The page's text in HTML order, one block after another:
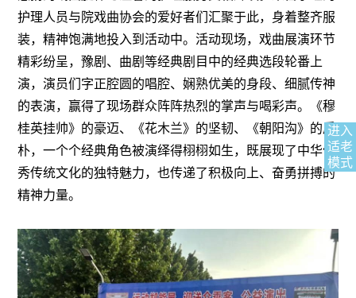
进入
适老
模式
护理人员与院戏曲协会的爱好者们汇聚于此，身着整齐服
装，精神饱满地投入到活动中。活动现场，戏曲展演环节
精彩纷呈，豫剧、曲剧等经典剧目中的经典选段轮番上
演，演员们字正腔圆的唱腔、娴熟优美的身段、细腻传神
的表演，赢得了现场群众阵阵热烈的掌声与喝彩声。《穆
桂英挂帅》的豪迈、《花木兰》的坚韧、《朝阳沟》的质
朴，一个个经典角色被演绎得栩栩如生，既展现了中华优
秀传统文化的独特魅力，也传递了积极向上、奋勇拼搏的
精神力量。